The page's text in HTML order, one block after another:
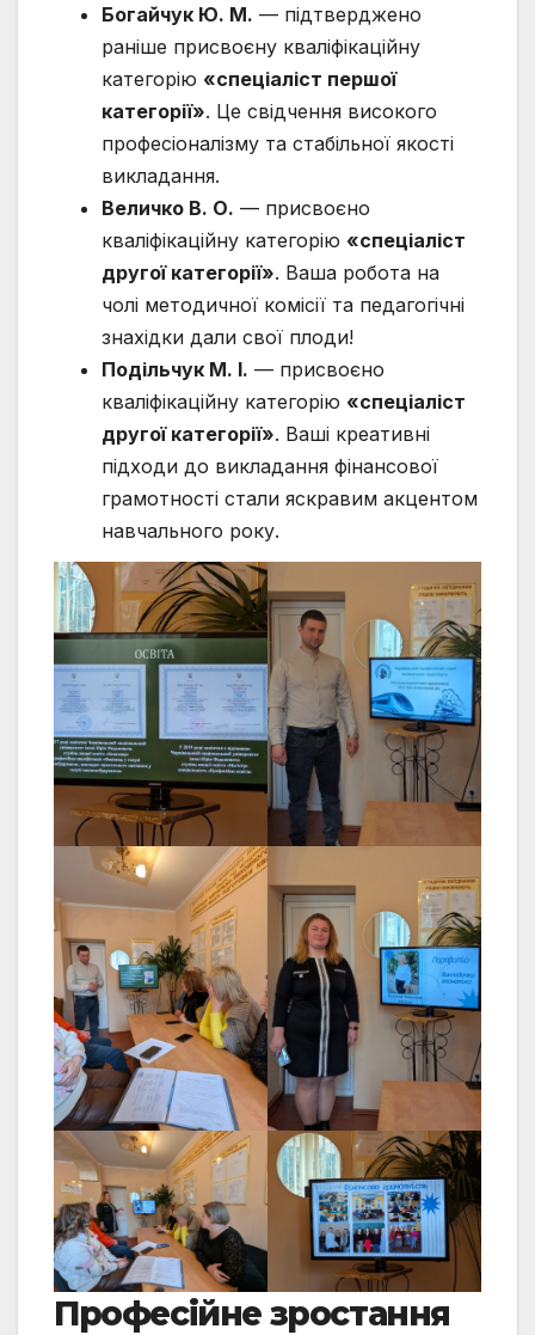
Богайчук Ю. М. — підтверджено
раніше присвоєну кваліфікаційну
категорію «спеціаліст першої
категорії». Це свідчення високого
професіоналізму та стабільної якості
викладання.
Величко В. О. — присвоєно
кваліфікаційну категорію «спеціаліст
другої категорії». Ваша робота на
чолі методичної комісії та педагогічні
знахідки дали свої плоди!
Подільчук М. І. — присвоєно
кваліфікаційну категорію «спеціаліст
другої категорії». Ваші креативні
підходи до викладання фінансової
грамотності стали яскравим акцентом
навчального року.
Професійне зростання